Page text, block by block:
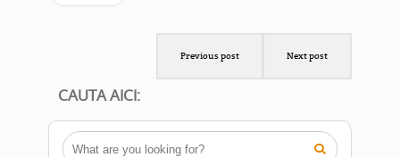
Previous post Next post
CAUTA AICI:
